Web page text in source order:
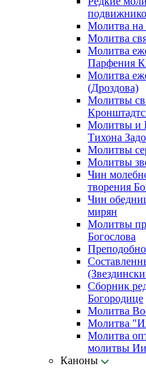
Молитва на
Молитва
Молитва
Парфения
Молитва
(Дроздова)
Молитвы
Молитвы и
Тихона
Молитвы
Молитвы
Чин
творения
Чин
мирян
Молитвы
Богослова
Сборник
Богородице
Молитва
Молитва
Молитва
молитвы
Каноны